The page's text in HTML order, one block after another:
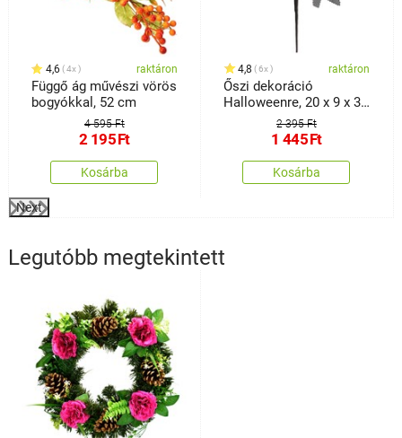
4,6 4x raktáron
Függő ág művészi vörös
bogyókkal, 52 cm
4 595 Ft
2 195Ft
Kosárba
4,8 6x raktáron
Őszi dekoráció
Halloweenre, 20 x 9 x 32
2 395 Ft
1 445Ft
Kosárba
Next
Legutóbb megtekintett